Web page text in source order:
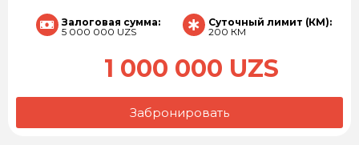
Залоговая сумма:
5 000 000 UZS
Суточный лимит (КМ):
200 КМ
1 000 000 UZS
Забронировать